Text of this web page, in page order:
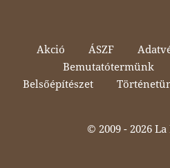
Akció ÁSZF
Bemutatótermünk
Belsőépítészet
© 2009 - 2026